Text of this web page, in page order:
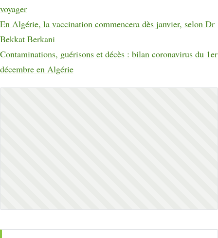
voyager
En Algérie, la vaccination commencera dès janvier, selon Dr
Bekkat Berkani
Contaminations, guérisons et décès : bilan coronavirus du 1er
décembre en Algérie